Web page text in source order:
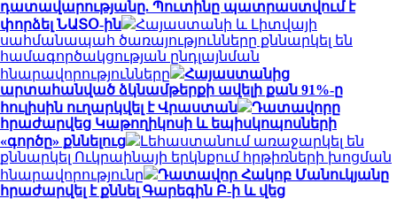
դատավարությանը. Պուտինը պատրաստվում է
փորձել ՆԱՏՕ-ին
Հայաստանի և Լիտվայի
սահմանապահ ծառայությունները քննարկել են
համագործակցության ընդլայնման
հնարավորությունները
Հայաստանից
արտահանված ձկնամթերքի ավելի քան 91%-ը
հուլիսին ուղարկվել է Վրաստան
Դատավորը
հրաժարվեց Կաթողիկոսի և եպիսկոպոսների
«գործը» քննելուց
Լեհաստանում առաջարկել են
քննարկել Ուկրաինայի երկնքում հրթիռների խոցման
հնարավորությունը
Դատավոր Հակոբ Մանուկյանը
հրաժարվել է քննել Գարեգին Բ-ի և վեց